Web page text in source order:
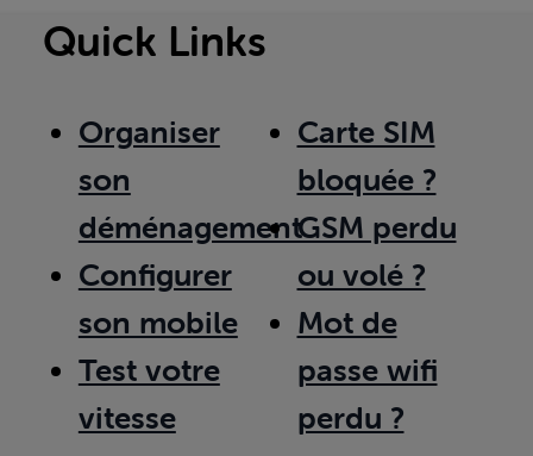
Quick Links
Organiser
son
déménagement
Configurer
son mobile
Test votre
vitesse
Carte SIM
bloquée ?
GSM perdu
ou volé ?
Mot de
passe wifi
perdu ?